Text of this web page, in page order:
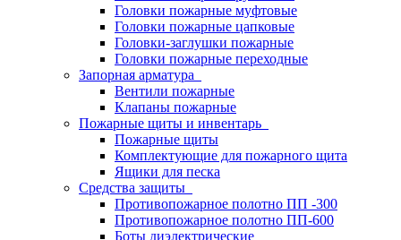
Головки пожарные муфтовые
Головки пожарные цапковые
Головки-заглушки пожарные
Головки пожарные переходные
Запорная арматура
Вентили пожарные
Клапаны пожарные
Пожарные щиты и инвентарь
Пожарные щиты
Комплектующие для пожарного щита
Ящики для песка
Средства защиты
Противопожарное полотно ПП -300
Противопожарное полотно ПП-600
Боты диэлектрические